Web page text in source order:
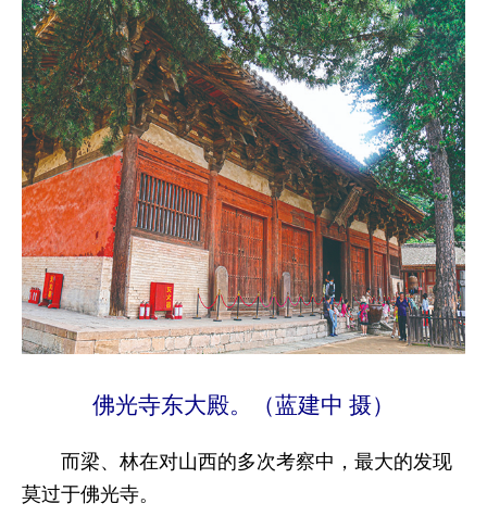
佛光寺东大殿。（蓝建中 摄）
而梁、林在对山西的多次考察中，最大的发现
莫过于佛光寺。